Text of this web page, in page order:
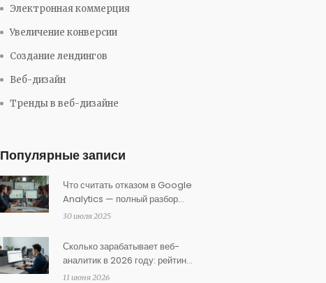
Электронная коммерция
Увеличение конверсии
Создание лендингов
Веб-дизайн
Тренды в веб-дизайне
Популярные записи
Что считать отказом в Google
Analytics — полный разбор
показателя отказов
30 июля 2025
Сколько зарабатывает веб-
аналитик в 2026 году: рейтинг
зарплат по специальностям
11 июня 2026